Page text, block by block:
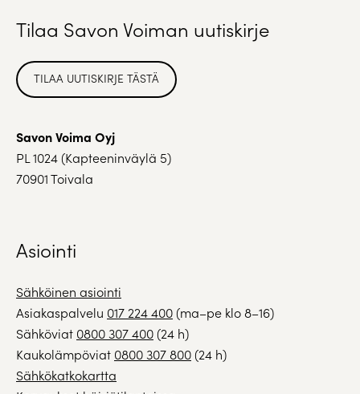
Tilaa Savon Voiman uutiskirje
TILAA UUTISKIRJE TÄSTÄ
Savon Voima Oyj
PL 1024 (Kapteeninväylä 5)
70901 Toivala
Asiointi
Sähköinen asiointi
Asiakaspalvelu 017 224 400(ma–pe klo 8–16)
Sähköviat 0800 307 400(24 h)
Kaukolämpöviat 0800 307 800(24 h)
Sähkökatkokartta